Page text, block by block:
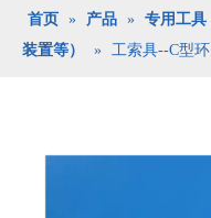
首页 » 产品 » 专用工具
装置等）
» 工索具--C型环